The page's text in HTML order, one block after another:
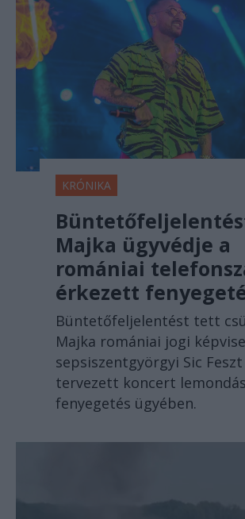
KRÓNIKA
Majka ügyvédje a
romániai
érkezett
Büntetőfeljelentést tett
Majka romániai jogi
sepsiszentgyörgyi Sic
tervezett koncert
fenyegetés ügyében.